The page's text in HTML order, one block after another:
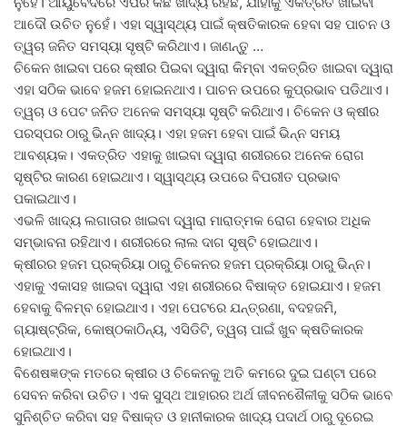
ଆଦୌ ଉଚିତ ନୁହେଁ। ଏହା ସ୍ୱାସ୍ଥ୍ୟ ପାଇଁ କ୍ଷତିକାରକ ହେବା ସହ ପାଚନ ଓ
ତ୍ୱଚା ଜନିତ ସମସ୍ୟା ସୃଷ୍ଟି କରିଥାଏ। ଜାଣନ୍ତୁ …
ଚିକେନ ଖାଇବା ପରେ କ୍ଷୀର ପିଇବା ଦ୍ୱାରା କିମ୍ବା ଏକତ୍ରିତ ଖାଇବା ଦ୍ୱାରା
ଏହା ସଠିକ ଭାବେ ହଜମ ହୋଇନଥାଏ। ପାଚନ ଉପରେ କୁପ୍ରଭାବ ପଡିଥାଏ।
ତ୍ୱଚା ଓ ପେଟ ଜନିତ ଅନେକ ସମସ୍ୟା ସୃଷ୍ଟି କରିଥାଏ। ଚିକେନ ଓ କ୍ଷୀର
ପରସ୍ପର ଠାରୁ ଭିନ୍ନ ଖାଦ୍ୟ। ଏହା ହଜମ ହେବା ପାଇଁ ଭିନ୍ନ ସମୟ
ଆବଶ୍ୟକ। ଏକତ୍ରିତ ଏହାକୁ ଖାଇବା ଦ୍ୱାରା ଶରୀରରେ ଅନେକ ରୋଗ
ସୃଷ୍ଟିର କାରଣ ହୋଇଥାଏ। ସ୍ୱାସ୍ଥ୍ୟ ଉପରେ ବିପରୀତ ପ୍ରଭାବ
ପକାଇଥାଏ।
ଏଭଳି ଖାଦ୍ୟ ଲଗାତାର ଖାଇବା ଦ୍ୱାରା ମାରାତ୍ମକ ରୋଗ ହେବାର ଅଧିକ
ସମ୍ଭାବନା ରହିଥାଏ। ଶରୀରରେ ଲାଲ ଦାଗ ସୃଷ୍ଟି ହୋଇଥାଏ।
କ୍ଷୀରର ହଜମ ପ୍ରକ୍ରିୟା ଠାରୁ ଚିକେନର ହଜମ ପ୍ରକ୍ରିୟା ଠାରୁ ଭିନ୍ନ।
ଏହାକୁ ଏକାସହ ଖାଇବା ଦ୍ୱାରା ଏହା ଶରୀରରେ ବିଷାକ୍ତ ହୋଇଯାଏ। ହଜମ
ହେବାକୁ ବିଳମ୍ବ ହୋଇଥାଏ। ଏହା ପେଟରେ ଯନ୍ତ୍ରଣା, ବଦହଜମି,
ଗ୍ୟାଷ୍ଟ୍ରିକ, କୋଷ୍ଠକାଠିନ୍ୟ, ଏସିଡିଟି, ତ୍ୱଚା ପାଇଁ ଖୁବ କ୍ଷତିକାରକ
ହୋଇଥାଏ।
ବିଶେଷଜ୍ଞଙ୍କ ମତରେ କ୍ଷୀର ଓ ଚିକେନକୁ ଅତି କମରେ ଦୁଇ ଘଣ୍ଟା ପରେ
ସେବନ କରିବା ଉଚିତ। ଏକ ସୁସ୍ଥ ଆହାରର ଅର୍ଥ ଜୀବନଶୈଳୀକୁ ସଠିକ ଭାବେ
ସୁନିଶ୍ଚିତ କରିବା ସହ ବିଷାକ୍ତ ଓ ହାନୀକାରକ ଖାଦ୍ୟ ପଦାର୍ଥ ଠାରୁ ଦୂରେଇ